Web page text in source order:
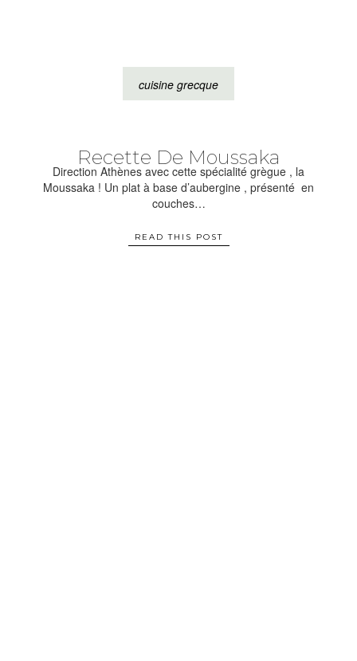
cuisine grecque
Recette De Moussaka
Direction Athènes avec cette spécialité grègue , la
Moussaka ! Un plat à base d’aubergine , présenté en
couches…
READ THIS POST